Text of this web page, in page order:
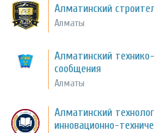
Алматинский
Алматы
Алматинский
сообщения
Алматы
Алматинский
инновационно-